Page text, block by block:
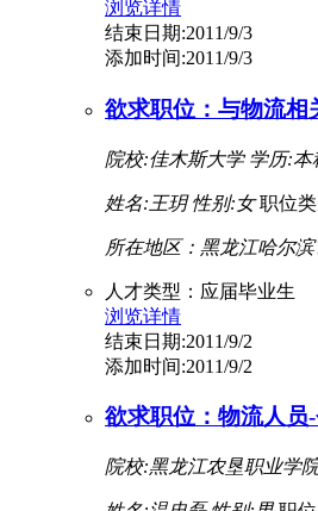
浏览详情
结束日期:2011/9/3
添加时间:2011/9/3
欲求职位：与物流相
院校:佳木斯大学 学历:本
姓名:王玥 性别:女职位类
所在地区：黑龙江哈尔
人才类型：应届毕业生
浏览详情
结束日期:2011/9/2
添加时间:2011/9/2
欲求职位：物流人员
院校:黑龙江农垦职业学